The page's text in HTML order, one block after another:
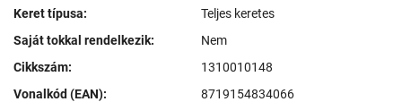
Keret típusa:
Teljes keretes
Saját tokkal rendelkezik:
Nem
Cikkszám:
1310010148
Vonalkód (EAN):
8719154834066